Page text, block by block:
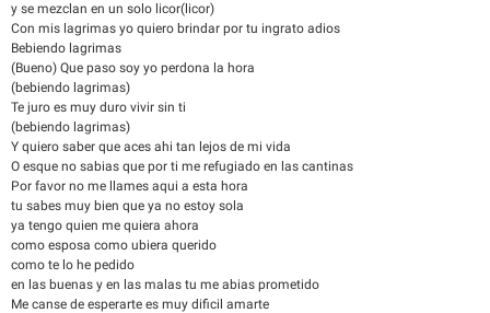
y se mezclan en un solo licor(licor)
Con mis lagrimas yo quiero brindar por tu ingrato adios
Bebiendo lagrimas
(Bueno) Que paso soy yo perdona la hora
(bebiendo lagrimas)
Te juro es muy duro vivir sin ti
(bebiendo lagrimas)
Y quiero saber que aces ahi tan lejos de mi vida
O esque no sabias que por ti me refugiado en las cantinas
Por favor no me llames aqui a esta hora
tu sabes muy bien que ya no estoy sola
ya tengo quien me quiera ahora
como esposa como ubiera querido
como te lo he pedido
en las buenas y en las malas tu me abias prometido
Me canse de esperarte es muy dificil amarte